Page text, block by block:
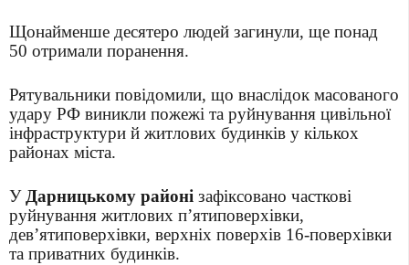
Щонайменше десятеро людей загинули, ще понад
50 отримали поранення.
Рятувальники повідомили, що внаслідок масованого
удару РФ виникли пожежі та руйнування цивільної
інфраструктури й житлових будинків у кількох
районах міста.
У Дарницькому районі зафіксовано часткові
руйнування житлових п’ятиповерхівки,
дев’ятиповерхівки, верхніх поверхів 16-поверхівки
та приватних будинків.